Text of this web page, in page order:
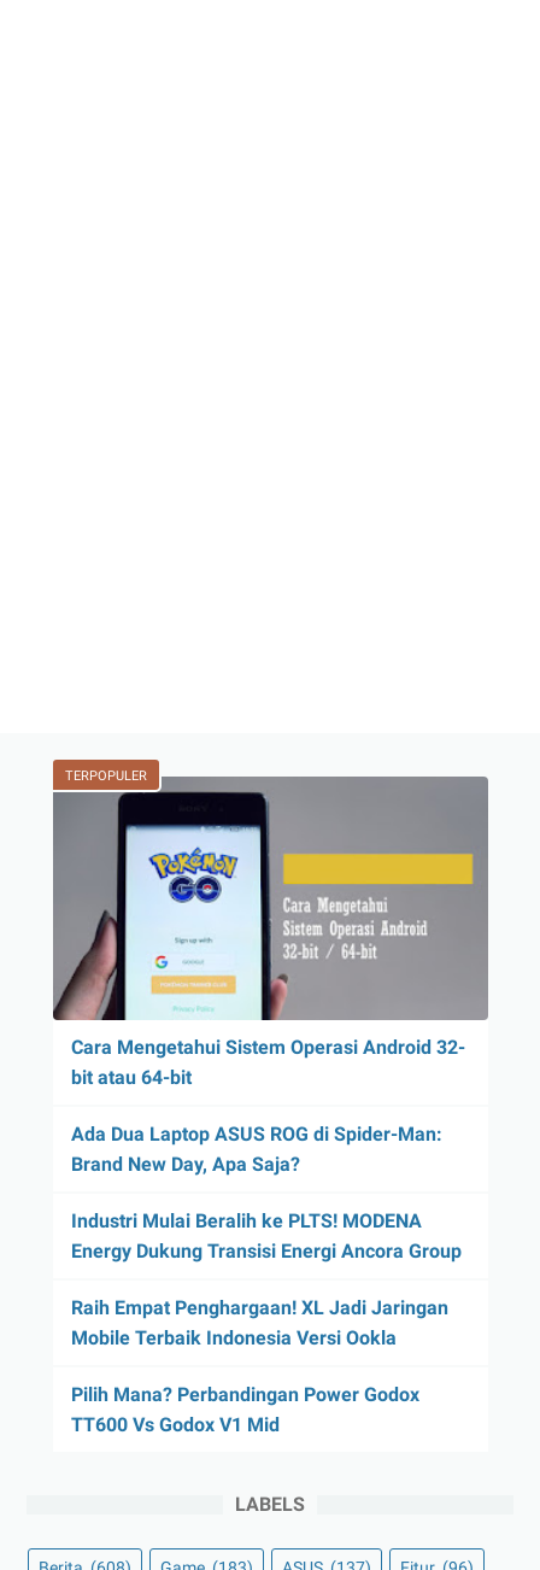
TERPOPULER
Cara Mengetahui Sistem Operasi Android 32-
bit atau 64-bit
Ada Dua Laptop ASUS ROG di Spider-Man:
Brand New Day, Apa Saja?
Industri Mulai Beralih ke PLTS! MODENA
Energy Dukung Transisi Energi Ancora Group
Raih Empat Penghargaan! XL Jadi Jaringan
Mobile Terbaik Indonesia Versi Ookla
Pilih Mana? Perbandingan Power Godox
TT600 Vs Godox V1 Mid
LABELS